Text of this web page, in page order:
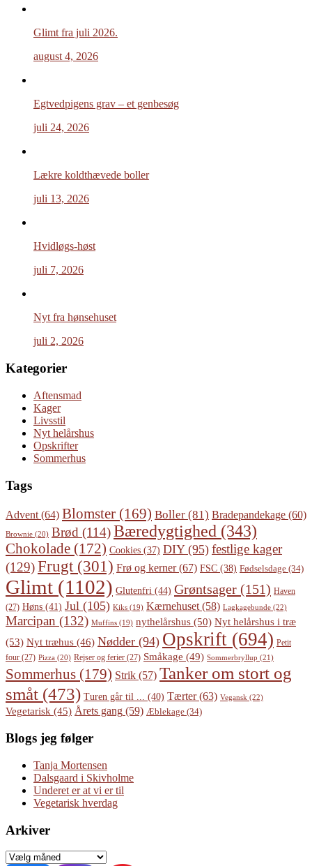
Glimt fra juli 2026.
august 4, 2026
Egtvedpigens grav – et genbesøg
juli 24, 2026
Lækre koldthævede boller
juli 13, 2026
Hvidløgs-høst
juli 7, 2026
Nyt fra hønsehuset
juli 2, 2026
Kategorier
Aftensmad
Kager
Livsstil
Nyt helårshus
Opskrifter
Sommerhus
Tags
Advent (64) Blomster (169) Boller (81) Bradepandekage (60)
Brownie (20) Brød (114)Bæredygtighed (343)
Chokolade (172) Cookies (37) DIY(95) festlige kager
(129)Frugt(301) Frø og kerner(67) FSC (38) Fødselsdage (34)
Glimt (1102) Glutenfri (44) Grøntsager (151) Haven
(27) Høns (41) Jul (105) Kiks (19) Kærnehuset (58) Lagkagebunde (22)
Marcipan (132) Muffins (19) nythelårshus (50) Nyt helårshus i træ
(53) Nyt træhus (46) Nødder (94) Opskrift (694) Petit
four (27) Pizza (20) Rejser og ferier (27) Småkage (49) Sommerbryllup (21)
Sommerhus (179) Strik (57) Tanker om stort og
småt (473) Turen går til ... (40) Tærter(63) Vegansk (22)
Vegetarisk (45) Årets gang (59) Æblekage (34)
Blogs jeg følger
Tanja Mortensen
Dalsgaard i Skivholme
Underet er at vi er til
Vegetarisk hverdag
Arkiver
Arkiver